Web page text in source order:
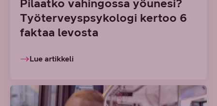
Pilaatko vahingossa yöunesi?
Työterveyspsykologi kertoo 6
faktaa levosta
Lue artikkeli